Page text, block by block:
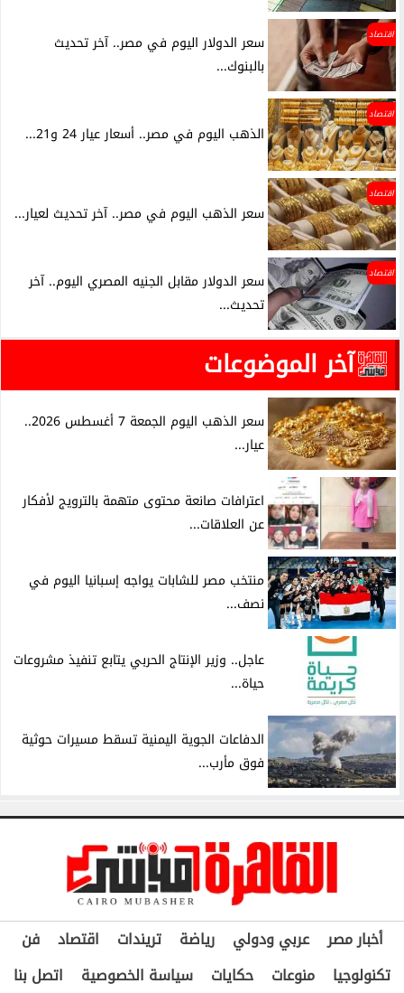
اقتصاد
سعر الدولار اليوم في مصر.. آخر تحديث
بالبنوك...
اقتصاد
الذهب اليوم في مصر.. أسعار عيار 24 و21...
اقتصاد
سعر الذهب اليوم في مصر.. آخر تحديث لعيار...
اقتصاد
سعر الدولار مقابل الجنيه المصري اليوم.. آخر
تحديث...
آخر الموضوعات
سعر الذهب اليوم الجمعة 7 أغسطس 2026..
عيار...
اعترافات صانعة محتوى متهمة بالترويج لأفكار
عن العلاقات...
منتخب مصر للشابات يواجه إسبانيا اليوم في
نصف...
عاجل.. وزير الإنتاج الحربي يتابع تنفيذ مشروعات
حياة...
الدفاعات الجوية اليمنية تسقط مسيرات حوثية
فوق مأرب...
أخبار مصر عربي ودولي رياضة تريندات اقتصاد
فن
تكنولوجيا
منوعات حكايات سياسة الخصوصية اتصل بنا